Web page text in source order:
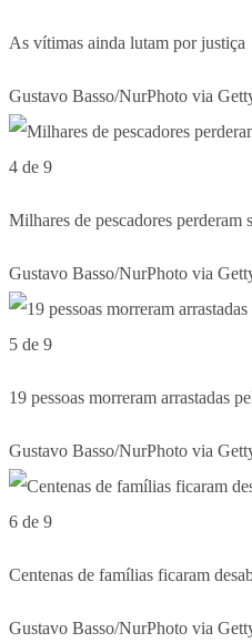
As vítimas ainda lutam por justiça
Gustavo Basso/NurPhoto via
4 de 9
Milhares de pescadores perderam
Gustavo Basso/NurPhoto via
5 de 9
19 pessoas morreram arrastadas
Gustavo Basso/NurPhoto via
6 de 9
Centenas de famílias ficaram
Gustavo Basso/NurPhoto via